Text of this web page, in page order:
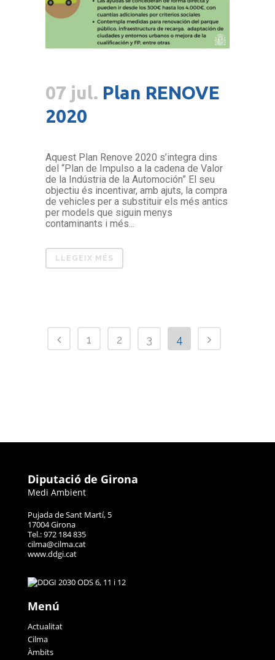
07 jul. Plan RENOVE
2020
Aquest Plan Renove 2020 s’integra dins
del “Plan de Impulso a la cadena de Valor
de la Indústria de la Automoción” El seu
objectiu és incentivar, amb ajuts, la compra
de vehicles per a substituir els més antics
per models que siguin menys
contaminants i més...
LLEGEIX MÉS
1 2 3 4
Diputació de Girona
Medi Ambient
Pujada de Sant Martí, 5
17004 Girona
Tel.: 972 184 835
cilma@cilma.cat
www.ddgi.cat
Menú
Actualitat
Cilma
Àmbits